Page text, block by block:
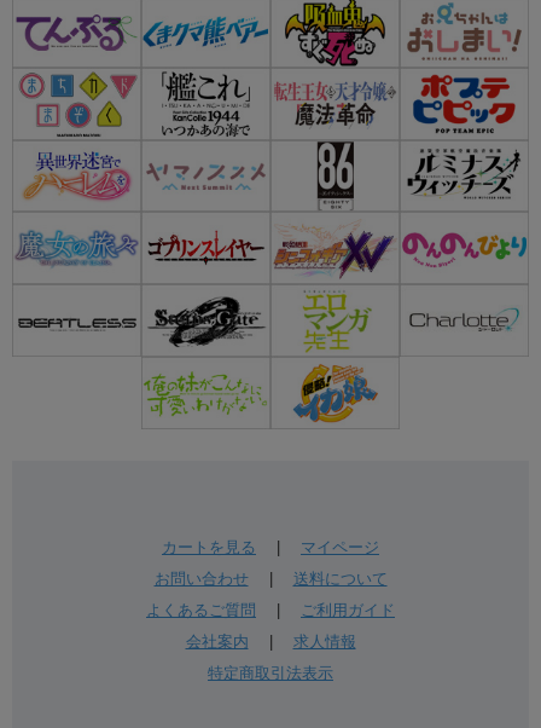
カートを見る
マイページ
お問い合わせ| 送料について
よくあるご質問
ご利用ガイド
会社案内
求人情報
特定商取引法表示